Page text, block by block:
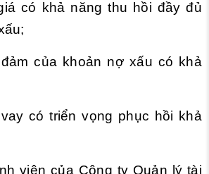
có khả năng thu hồi đầy đủ
của khoản nợ xấu có khả
có triển vọng phục hồi khả
viên của Công ty Quản lý tài